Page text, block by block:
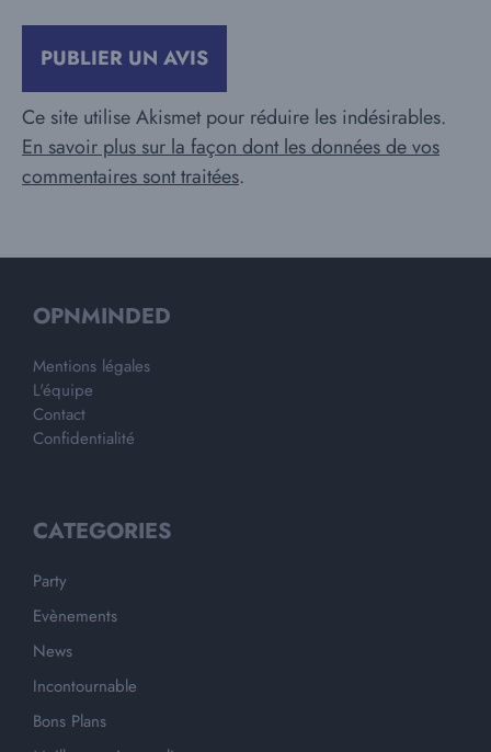
Ce site utilise Akismet pour réduire les indésirables.
En savoir plus sur la façon dont les données de vos
commentaires sont traitées.
OPNMINDED
Mentions légales
L'équipe
Contact
Confidentialité
CATEGORIES
Party
Evènements
News
Incontournable
Bons Plans